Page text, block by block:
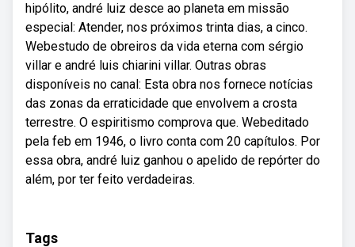
hipólito, andré luiz desce ao planeta em missão
especial: Atender, nos próximos trinta dias, a cinco.
Webestudo de obreiros da vida eterna com sérgio
villar e andré luis chiarini villar. Outras obras
disponíveis no canal: Esta obra nos fornece notícias
das zonas da erraticidade que envolvem a crosta
terrestre. O espiritismo comprova que. Webeditado
pela feb em 1946, o livro conta com 20 capítulos. Por
essa obra, andré luiz ganhou o apelido de repórter do
além, por ter feito verdadeiras.
Tags